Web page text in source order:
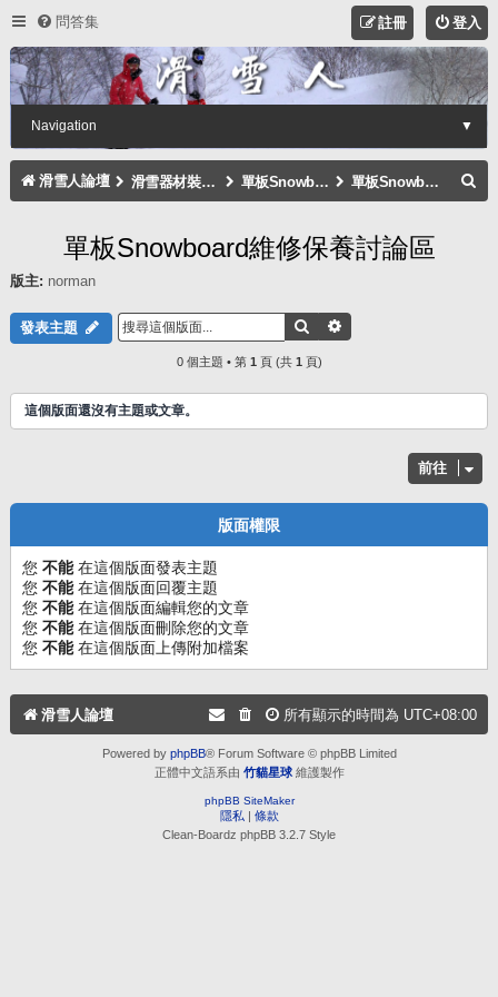
問答集 登入
註冊
Navigation ▼
滑雪人論壇 滑雪器材裝備討論區 單板Snowboard 單板Snowboard維修保養討論區
單板Snowboard維修保養討論區
版主: norman
發表主題 搜尋
0 個主題 • 第 1 頁 (共 1 頁)
這個版面還沒有主題或文章。
前往
版面權限
您 不能在這個版面發表主題
您 不能在這個版面回覆主題
您 不能在這個版面編輯您的文章
您 不能在這個版面刪除您的文章
您 不能在這個版面上傳附加檔案
滑雪人論壇 所有顯示的時間為 UTC+08:00
Powered by phpBB® Forum Software © phpBB Limited
正體中文語系由 竹貓星球維護製作
phpBB SiteMaker
隱私 | 條款
Clean-Boardz phpBB 3.2.7 Style